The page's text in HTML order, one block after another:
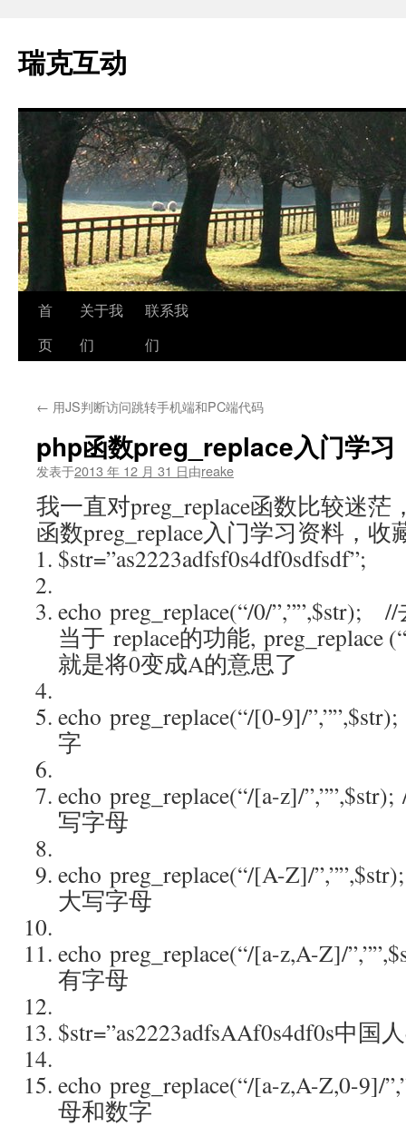
瑞克互动
跳
至
文
首
页
关于我
们
联系我
们
← 用JS判断访问跳转手机端和PC端代码
php函数preg_replace入门学习
发表于2013 年 12 月 31 日由reake
我一直对preg_replace函数比较迷
函数preg_replace入门学习资料，收
$str=”as2223adfsf0s4df0sdfsdf”;
echo preg_replace(“/0/”,””,$str);
当于 replace的功能, preg_replace
就是将0变成A的意思了
echo preg_replace(“/[0-9]/
字
echo preg_replace(“/[a-z]/
写字母
echo preg_replace(“/[A-Z]/
大写字母
echo preg_replace(“/[a-z,A-Z]/
有字母
$str=”as2223adfsAAf0s4df0s中国
echo preg_replace(“/[a-z,A-Z,0-9]/
母和数字